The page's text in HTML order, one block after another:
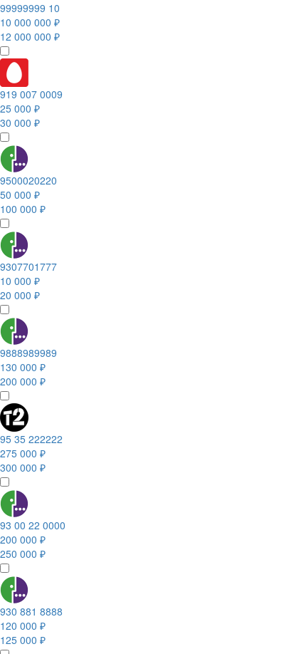
99999999 10
10 000 000 ₽
12 000 000 ₽
919 007 0009
25 000 ₽
30 000 ₽
9500020220
50 000 ₽
100 000 ₽
9307701777
10 000 ₽
20 000 ₽
9888989989
130 000 ₽
200 000 ₽
95 35 222222
275 000 ₽
300 000 ₽
93 00 22 0000
200 000 ₽
250 000 ₽
930 881 8888
120 000 ₽
125 000 ₽